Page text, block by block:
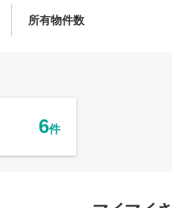
所有物件数
6件